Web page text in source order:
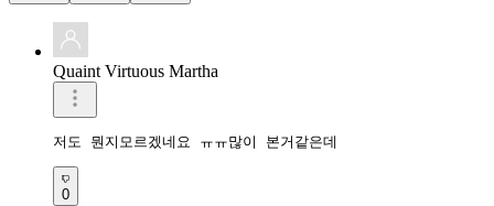
Quaint Virtuous Martha
저도 뭔지모르겠네요 ㅠㅠ많이 본거같은데
0